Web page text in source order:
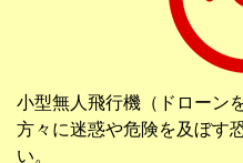
小型無人飛行機（ドローン
方々に迷惑や危険を及ぼす
い。